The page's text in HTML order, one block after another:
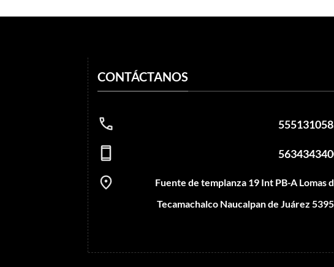
CONTÁCTANOS
Fuente de templanza 19 Int PB-A Lomas
Tecamachalco Naucalpan de Juárez